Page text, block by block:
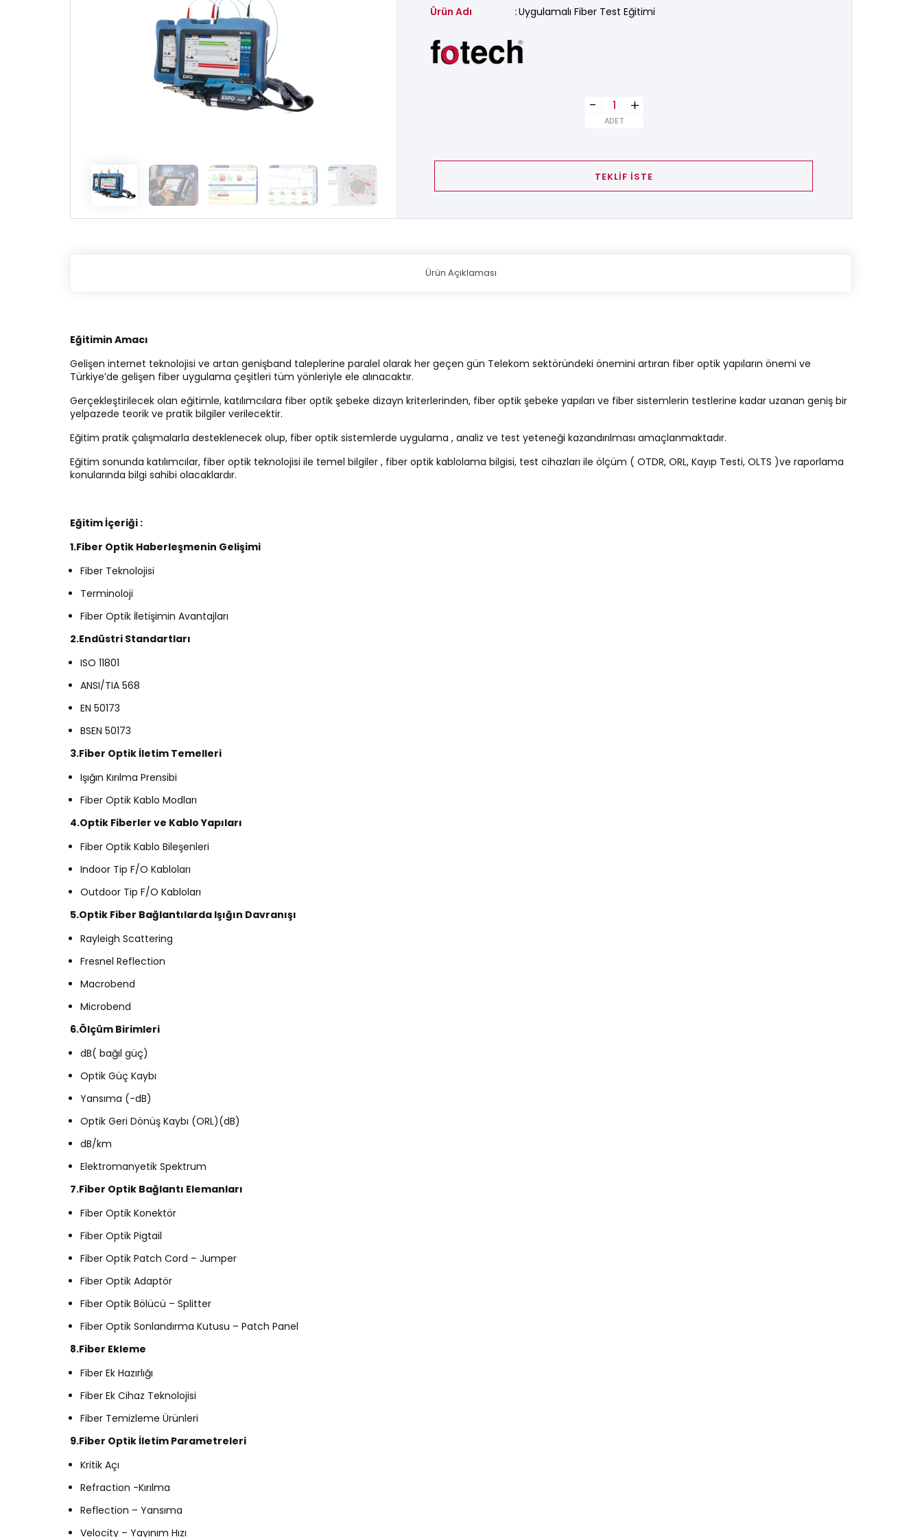
Ürün Adı Uygulamalı Fiber Test Eğitimi
+
-
ADET
TEKLİF İSTE
Ürün Açıklaması
Eğitimin Amacı
Gelişen internet teknolojisi ve artan genişband taleplerine paralel olarak her geçen gün Telekom sektöründeki önemini artıran fiber optik yapıların önemi ve
Türkiye’de gelişen fiber uygulama çeşitleri tüm yönleriyle ele alınacaktır.
Gerçekleştirilecek olan eğitimle, katılımcılara fiber optik şebeke dizayn kriterlerinden, fiber optik şebeke yapıları ve fiber sistemlerin testlerine kadar uzanan geniş bir
yelpazede teorik ve pratik bilgiler verilecektir.
Eğitim pratik çalışmalarla desteklenecek olup, fiber optik sistemlerde uygulama , analiz ve test yeteneği kazandırılması amaçlanmaktadır.
Eğitim sonunda katılımcılar, fiber optik teknolojisi ile temel bilgiler , fiber optik kablolama bilgisi, test cihazları ile ölçüm ( OTDR, ORL, Kayıp Testi, OLTS )ve raporlama
konularında bilgi sahibi olacaklardır.
Eğitim İçeriği :
1.Fiber Optik Haberleşmenin Gelişimi
Fiber Teknolojisi
Terminoloji
Fiber Optik İletişimin Avantajları
2.Endüstri Standartları
ISO 11801
ANSI/TIA 568
EN 50173
BSEN 50173
3.Fiber Optik İletim Temelleri
Işığın Kırılma Prensibi
Fiber Optik Kablo Modları
4.Optik Fiberler ve Kablo Yapıları
Fiber Optik Kablo Bileşenleri
Indoor Tip F/O Kabloları
Outdoor Tip F/O Kabloları
5.Optik Fiber Bağlantılarda Işığın Davranışı
Rayleigh Scattering
Fresnel Reflection
Macrobend
Microbend
6.Ölçüm Birimleri
dB( bağıl güç)
Optik Güç Kaybı
Yansıma (-dB)
Optik Geri Dönüş Kaybı (ORL)(dB)
dB/km
Elektromanyetik Spektrum
7.Fiber Optik Bağlantı Elemanları
Fiber Optik Konektör
Fiber Optik Pigtail
Fiber Optik Patch Cord – Jumper
Fiber Optik Adaptör
Fiber Optik Bölücü – Splitter
Fiber Optik Sonlandırma Kutusu – Patch Panel
8.Fiber Ekleme
Fiber Ek Hazırlığı
Fiber Ek Cihaz Teknolojisi
Fiber Temizleme Ürünleri
9.Fiber Optik İletim Parametreleri
Kritik Açı
Refraction -Kırılma
Reflection – Yansıma
Velocity – Yayınım Hızı